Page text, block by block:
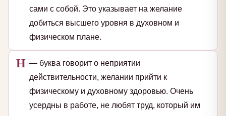
сами с собой. Это указывает на желание
добиться высшего уровня в духовном и
физическом плане.
Н — буква говорит о неприятии
действительности, желании прийти к
физическому и духовному здоровью. Очень
усердны в работе, не любят труд, который им